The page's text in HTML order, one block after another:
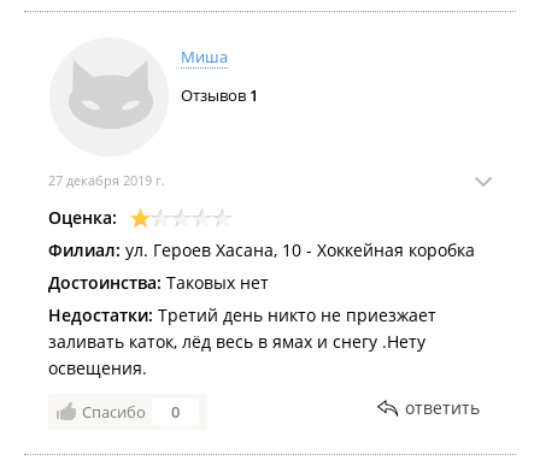
Миша
Отзывов 1
27 декабря 2019 г.
Оценка:
Филиал: ул. Героев Хасана, 10 - Хоккейная коробка
Достоинства: Таковых нет
Недостатки: Третий день никто не приезжает
заливать каток, лёд весь в ямах и снегу .Нету
освещения.
Спасибо 0 ответить